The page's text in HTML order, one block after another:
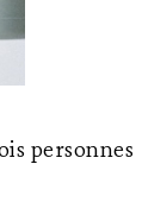
personnes